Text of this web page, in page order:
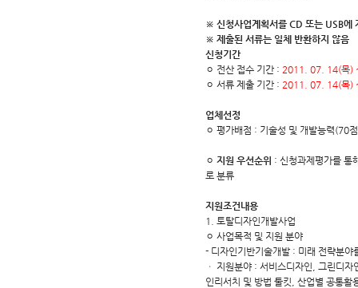
※ 신청사업계획서를 CD 또는 USB에
※ 제출된 서류는 일체 반환하지 않음
신청기간
ㅇ 전산 접수 기간 : 2011. 07. 14(목)
ㅇ 서류 제출 기간 : 2011. 07. 14(목)
업체선정
ㅇ 평가배점 : 기술성 및 개발능력(70
ㅇ 지원 우선순위 : 신청과제평가를 통
로 분류
지원조건내용
1. 토탈디자인개발사업
ㅇ 사업목적 및 지원 분야
- 디자인기반기술개발 : 미래 전략분야
ㆍ 지원분야 : 서비스디자인, 그린디
인리서치 및 방법 툴킷, 산업별 공통활